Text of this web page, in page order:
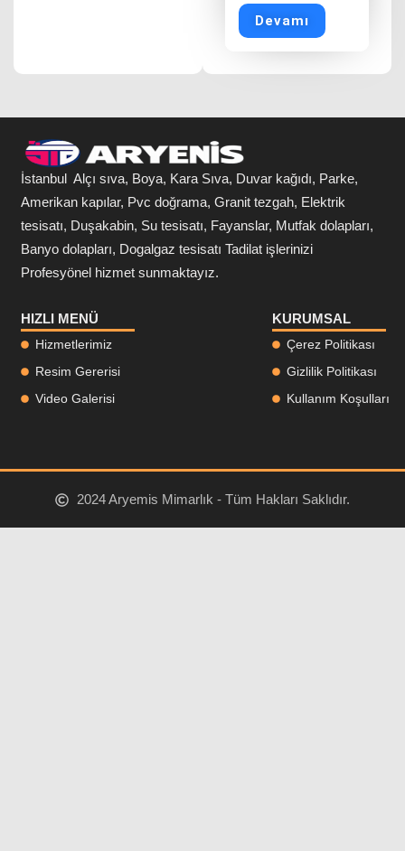
Devamı
İstanbul Alçı sıva, Boya, Kara Sıva, Duvar kağıdı, Parke,
Amerikan kapılar, Pvc doğrama, Granit tezgah, Elektrik
tesisatı, Duşakabin, Su tesisatı, Fayanslar, Mutfak dolapları,
Banyo dolapları, Dogalgaz tesisatı Tadilat işlerinizi
Profesyönel hizmet sunmaktayız.
HIZLI MENÜ
Hizmetlerimiz
Resim Gererisi
Video Galerisi
KURUMSAL
Çerez Politikası
Gizlilik Politikası
Kullanım Koşulları
2024 Aryemis Mimarlık - Tüm Hakları Saklıdır.